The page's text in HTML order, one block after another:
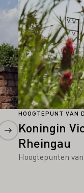
HOOGTEPUNT VAN
Koningin
Rheingau
Hoogtepunten